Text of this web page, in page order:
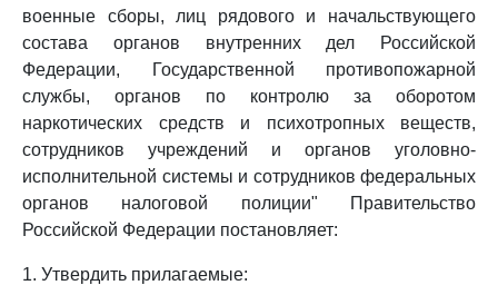
военные сборы, лиц рядового и начальствующего
состава органов внутренних дел Российской
Федерации, Государственной противопожарной
службы, органов по контролю за оборотом
наркотических средств и психотропных веществ,
сотрудников учреждений и органов уголовно-
исполнительной системы и сотрудников федеральных
органов налоговой полиции" Правительство
Российской Федерации постановляет:
1. Утвердить прилагаемые: